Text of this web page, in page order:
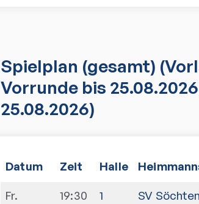
Spielplan (gesamt)
Vorrunde bis
25.08.2026)
Datum Zeit Halle
Fr.
19:30 1
SV